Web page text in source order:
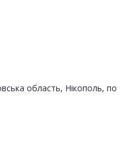
область, Нікополь, по